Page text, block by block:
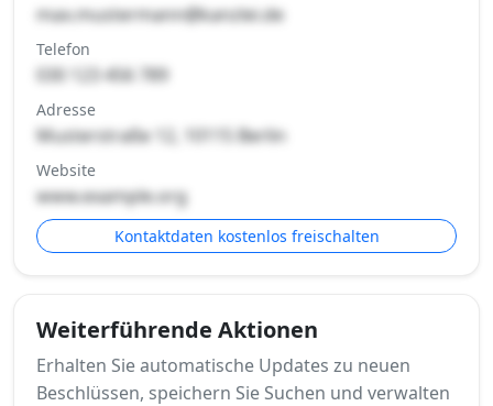
max.mustermann@kanzlei.de
Telefon
030 123 456 789
Adresse
Musterstraße 12, 10115 Berlin
Website
www.example.org
Kontaktdaten kostenlos freischalten
Weiterführende Aktionen
Erhalten Sie automatische Updates zu neuen
Beschlüssen, speichern Sie Suchen und verwalten